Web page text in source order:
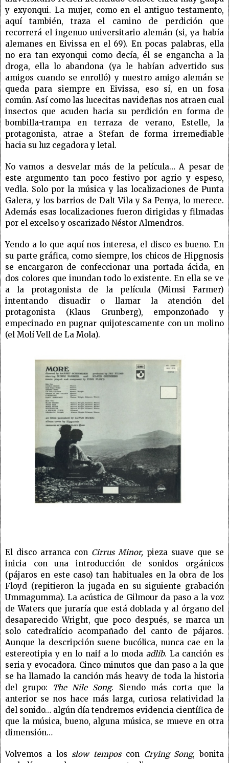
y exyonqui. La mujer, como en el antiguo testamento,
aquí también, traza el camino de perdición que
recorrerá el ingenuo universitario alemán (si, ya había
alemanes en Eivissa en el 69). En pocas palabras, ella
no era tan exyonqui como decía, él se engancha a la
droga, ella lo abandona (ya le habían advertido sus
amigos cuando se enrolló) y nuestro amigo alemán se
queda para siempre en Eivissa, eso sí, en un fosa
común. Así como las lucecitas navideñas nos atraen cual
insectos que acuden hacia su perdición en forma de
bombilla-trampa en terraza de verano, Estelle, la
protagonista, atrae a Stefan de forma irremediable
hacia su luz cegadora y letal.
No vamos a desvelar más de la película… A pesar de
este argumento tan poco festivo por agrio y espeso,
vedla. Solo por la música y las localizaciones de Punta
Galera, y los barrios de Dalt Vila y Sa Penya, lo merece.
Además esas localizaciones fueron dirigidas y filmadas
por el excelso y oscarizado Néstor Almendros.
Yendo a lo que aquí nos interesa, el disco es bueno. En
su parte gráfica, como siempre, los chicos de Hipgnosis
se encargaron de confeccionar una portada ácida, en
dos colores que inundan todo lo existente. En ella se ve
a la protagonista de la película (Mimsi Farmer)
intentando disuadir o llamar la atención del
protagonista (Klaus Grunberg), emponzoñado y
empecinado en pugnar quijotescamente con un molino
(el Molí Vell de La Mola).
El disco arranca con Cirrus Minor, pieza suave que se
inicia con una introducción de sonidos orgánicos
(pájaros en este caso) tan habituales en la obra de los
Floyd (repitieron la jugada en su siguiente grabación
Ummagumma). La acústica de Gilmour da paso a la voz
de Waters que juraría que está doblada y al órgano del
desaparecido Wright, que poco después, se marca un
solo catedralício acompañado del canto de pájaros.
Aunque la descripción suene bucólica, nunca cae en la
estereotipia y en lo naif a lo moda adlib. La canción es
seria y evocadora. Cinco minutos que dan paso a la que
se ha llamado la canción más heavy de toda la historia
del grupo: The Nile Song. Siendo más corta que la
anterior se nos hace más larga, curiosa relatividad la
del sonido… algún día tendremos evidencia científica de
que la música, bueno, alguna música, se mueve en otra
dimensión…
Volvemos a los slow tempos con Crying Song, bonita